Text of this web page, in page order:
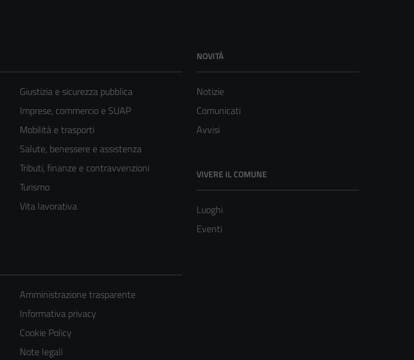
Giustizia e sicurezza pubblica
Imprese, commercio e SUAP
Mobilità e trasporti
Salute, benessere e assistenza
Tributi, finanze e contravvenzioni
Turismo
Vita lavorativa
NOVITÀ
Notizie
Comunicati
Avvisi
VIVERE IL COMUNE
Luoghi
Eventi
Amministrazione trasparente
Informativa privacy
Cookie Policy
Note legali